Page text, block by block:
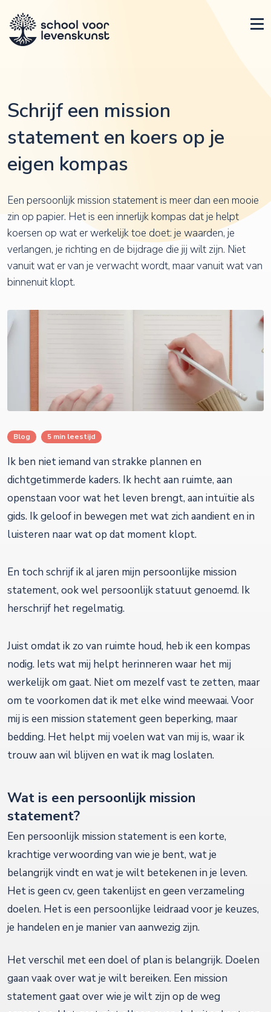
Schrijf een mission
statement en koers op je
eigen kompas
Een persoonlijk mission statement is meer dan een mooie
zin op papier. Het is een innerlijk kompas dat je helpt
koersen op wat er werkelijk toe doet: je waarden, je
verlangen, je richting en de bijdrage die jij wilt zijn. Niet
vanuit wat er van je verwacht wordt, maar vanuit wat van
binnenuit klopt.
Blog 5 min leestijd
Ik ben niet iemand van strakke plannen en
dichtgetimmerde kaders. Ik hecht aan ruimte, aan
openstaan voor wat het leven brengt, aan intuïtie als
gids. Ik geloof in bewegen met wat zich aandient en in
luisteren naar wat op dat moment klopt.
En toch schrijf ik al jaren mijn persoonlijke mission
statement, ook wel persoonlijk statuut genoemd. Ik
herschrijf het regelmatig.
Juist omdat ik zo van ruimte houd, heb ik een kompas
nodig. Iets wat mij helpt herinneren waar het mij
werkelijk om gaat. Niet om mezelf vast te zetten, maar
om te voorkomen dat ik met elke wind meewaai. Voor
mij is een mission statement geen beperking, maar
bedding. Het helpt mij voelen wat van mij is, waar ik
trouw aan wil blijven en wat ik mag loslaten.
Wat is een persoonlijk mission
statement?
Een persoonlijk mission statement is een korte,
krachtige verwoording van wie je bent, wat je
belangrijk vindt en wat je wilt betekenen in je leven.
Het is geen cv, geen takenlijst en geen verzameling
doelen. Het is een persoonlijke leidraad voor je keuzes,
je handelen en je manier van aanwezig zijn.
Het verschil met een doel of plan is belangrijk. Doelen
gaan vaak over wat je wilt bereiken. Een mission
statement gaat over wie je wilt zijn op de weg